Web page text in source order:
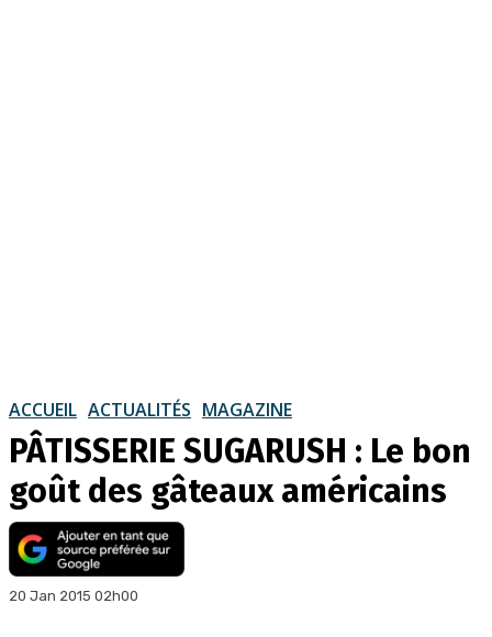
ACCUEIL ACTUALITÉS MAGAZINE
PÂTISSERIE SUGARUSH : Le bon
goût des gâteaux américains
20 Jan 2015 02h00